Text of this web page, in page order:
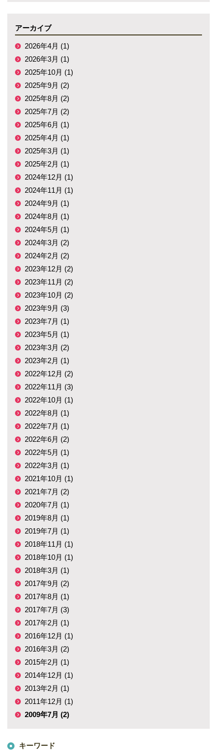
アーカイブ
2026年4月 (1)
2026年3月 (1)
2025年10月 (1)
2025年9月 (2)
2025年8月 (2)
2025年7月 (2)
2025年6月 (1)
2025年4月 (1)
2025年3月 (1)
2025年2月 (1)
2024年12月 (1)
2024年11月 (1)
2024年9月 (1)
2024年8月 (1)
2024年5月 (1)
2024年3月 (2)
2024年2月 (2)
2023年12月 (2)
2023年11月 (2)
2023年10月 (2)
2023年9月 (3)
2023年7月 (1)
2023年5月 (1)
2023年3月 (2)
2023年2月 (1)
2022年12月 (2)
2022年11月 (3)
2022年10月 (1)
2022年8月 (1)
2022年7月 (1)
2022年6月 (2)
2022年5月 (1)
2022年3月 (1)
2021年10月 (1)
2021年7月 (2)
2020年7月 (1)
2019年8月 (1)
2019年7月 (1)
2018年11月 (1)
2018年10月 (1)
2018年3月 (1)
2017年9月 (2)
2017年8月 (1)
2017年7月 (3)
2017年2月 (1)
2016年12月 (1)
2016年3月 (2)
2015年2月 (1)
2014年12月 (1)
2013年2月 (1)
2011年12月 (1)
2009年7月 (2)
キーワード